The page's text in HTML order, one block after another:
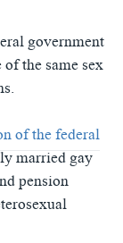
government
the same sex
of the federal
married gay
pension